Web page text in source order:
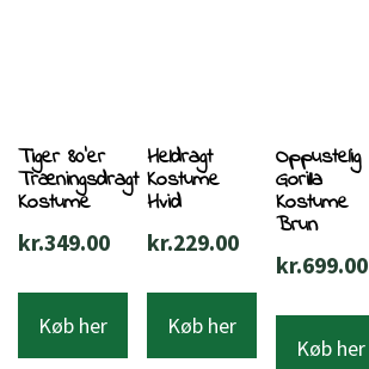
Tiger 80’er
Træningsdragt
Kostume
kr.349.00
Køb her
Heldragt
Kostume
Hvid
kr.229.00
Køb her
Oppustelig
Gorilla
Kostume
Brun
kr.699.00
Køb her